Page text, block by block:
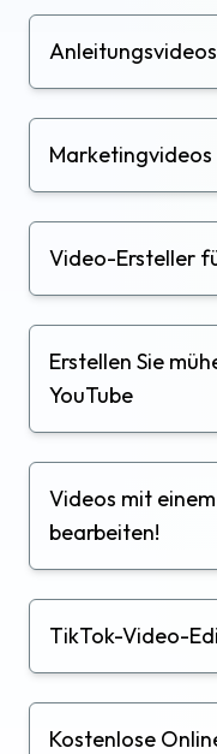
Marketingvideos
Video-Ersteller
Erstellen Sie
YouTube
Videos mit
bearbeiten!
TikTok-Video-
Kostenlose